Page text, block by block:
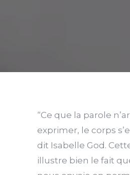
“Ce que la parole
exprimer, le corps
dit Isabelle God.
illustre bien le fait